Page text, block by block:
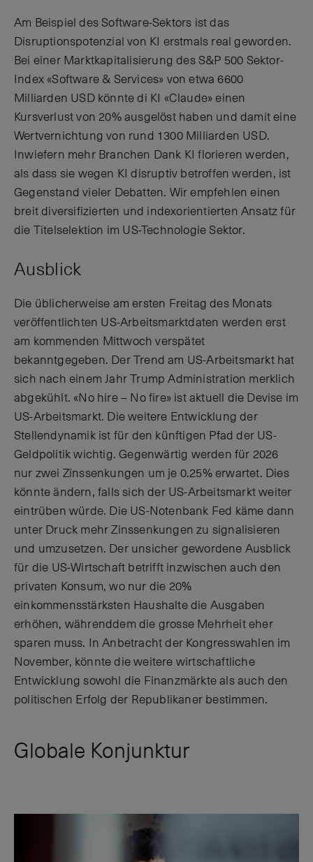
Am Beispiel des Software-Sektors ist das
Disruptionspotenzial von KI erstmals real geworden.
Bei einer Marktkapitalisierung des S&P 500 Sektor-
Index «Software & Services» von etwa 6600
Milliarden USD könnte di KI «Claude» einen
Kursverlust von 20% ausgelöst haben und damit eine
Wertvernichtung von rund 1300 Milliarden USD.
Inwiefern mehr Branchen Dank KI florieren werden,
als dass sie wegen KI disruptiv betroffen werden, ist
Gegenstand vieler Debatten. Wir empfehlen einen
breit diversifizierten und indexorientierten Ansatz für
die Titelselektion im US-Technologie Sektor.
Ausblick
Die üblicherweise am ersten Freitag des Monats
veröffentlichten US-Arbeitsmarktdaten werden erst
am kommenden Mittwoch verspätet
bekanntgegeben. Der Trend am US-Arbeitsmarkt hat
sich nach einem Jahr Trump Administration merklich
abgekühlt. «No hire – No fire» ist aktuell die Devise im
US-Arbeitsmarkt. Die weitere Entwicklung der
Stellendynamik ist für den künftigen Pfad der US-
Geldpolitik wichtig. Gegenwärtig werden für 2026
nur zwei Zinssenkungen um je 0.25% erwartet. Dies
könnte ändern, falls sich der US-Arbeitsmarkt weiter
eintrüben würde. Die US-Notenbank Fed käme dann
unter Druck mehr Zinssenkungen zu signalisieren
und umzusetzen. Der unsicher gewordene Ausblick
für die US-Wirtschaft betrifft inzwischen auch den
privaten Konsum, wo nur die 20%
einkommensstärksten Haushalte die Ausgaben
erhöhen, währenddem die grosse Mehrheit eher
sparen muss. In Anbetracht der Kongresswahlen im
November, könnte die weitere wirtschaftliche
Entwicklung sowohl die Finanzmärkte als auch den
politischen Erfolg der Republikaner bestimmen.
Globale Konjunktur